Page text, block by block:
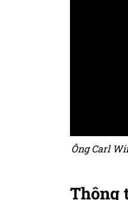
Ông Carl
Thông